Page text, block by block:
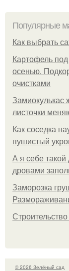
Популярные
Как выбрать
Картофель
осенью.
очистками
Замиокулькас
листочки
Как соседка
пушистый
А я себе такой
дровами
Заморозка
© 2026 Зелёный сад